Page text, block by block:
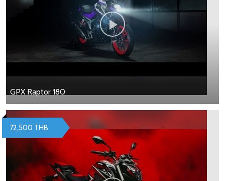
GPX Raptor 180
72,500 THB